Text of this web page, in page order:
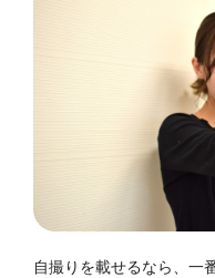
自撮りを載せるなら、一